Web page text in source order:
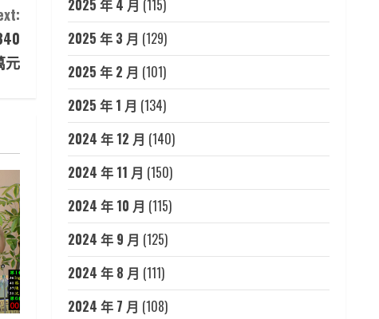
元
2025 年 4 月 (115)
2025 年 3 月 (129)
2025 年 2 月 (101)
2025 年 1 月 (134)
2024 年 12 月 (140)
2024 年 11 月 (150)
2024 年 10 月 (115)
2024 年 9 月 (125)
2024 年 8 月 (111)
2024 年 7 月 (108)